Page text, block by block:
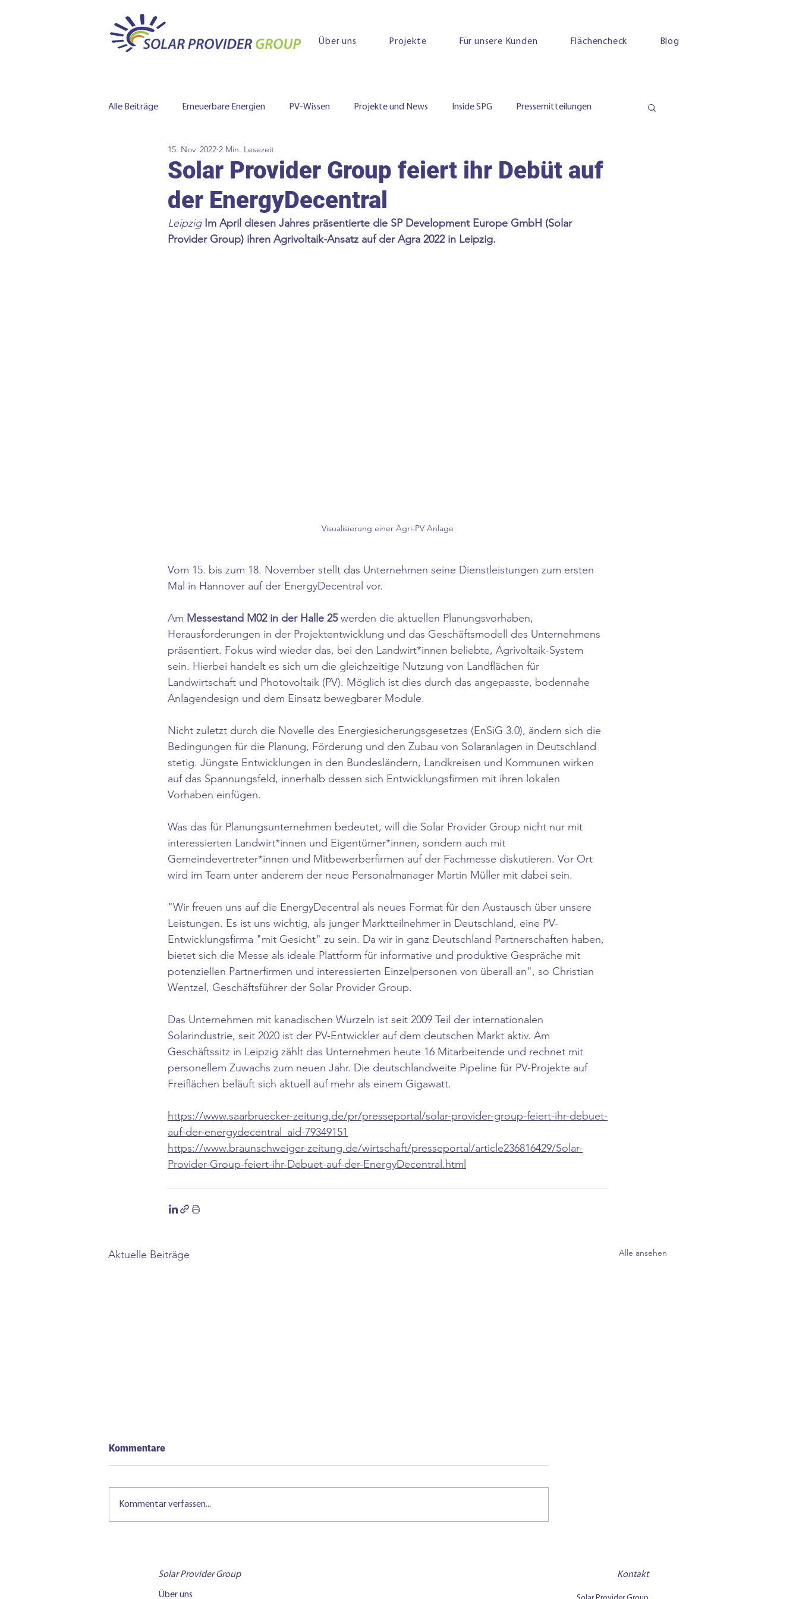
Über uns Projekte Für unsere Kunden Flächencheck Blog
Alle Beiträge Erneuerbare Energien PV-Wissen Projekte und News Inside SPG Pressemitteilungen
Batteriespeicher
Solar Provider Group feiert ihr Debüt auf
der EnergyDecentral
15. Nov. 2022 2 Min. Lesezeit
Leipzig Im April diesen Jahres präsentierte die SP Development Europe GmbH (Solar
Provider Group) ihren Agrivoltaik-Ansatz auf der Agra 2022 in Leipzig.
Visualisierung einer Agri-PV Anlage
Vom 15. bis zum 18. November stellt das Unternehmen seine Dienstleistungen zum ersten
Mal in Hannover auf der EnergyDecentral vor.
Am Messestand M02 in der Halle 25 werden die aktuellen Planungsvorhaben,
Herausforderungen in der Projektentwicklung und das Geschäftsmodell des Unternehmens
präsentiert. Fokus wird wieder das, bei den Landwirt*innen beliebte, Agrivoltaik-System
sein. Hierbei handelt es sich um die gleichzeitige Nutzung von Landflächen für
Landwirtschaft und Photovoltaik (PV). Möglich ist dies durch das angepasste, bodennahe
Anlagendesign und dem Einsatz bewegbarer Module.
Nicht zuletzt durch die Novelle des Energiesicherungsgesetzes (EnSiG 3.0), ändern sich die
Bedingungen für die Planung, Förderung und den Zubau von Solaranlagen in Deutschland
stetig. Jüngste Entwicklungen in den Bundesländern, Landkreisen und Kommunen wirken
auf das Spannungsfeld, innerhalb dessen sich Entwicklungsfirmen mit ihren lokalen
Vorhaben einfügen.
Was das für Planungsunternehmen bedeutet, will die Solar Provider Group nicht nur mit
interessierten Landwirt*innen und Eigentümer*innen, sondern auch mit
Gemeindevertreter*innen und Mitbewerberfirmen auf der Fachmesse diskutieren. Vor Ort
wird im Team unter anderem der neue Personalmanager Martin Müller mit dabei sein.
"Wir freuen uns auf die EnergyDecentral als neues Format für den Austausch über unsere
Leistungen. Es ist uns wichtig, als junger Marktteilnehmer in Deutschland, eine PV-
Entwicklungsfirma "mit Gesicht" zu sein. Da wir in ganz Deutschland Partnerschaften haben,
bietet sich die Messe als ideale Plattform für informative und produktive Gespräche mit
potenziellen Partnerfirmen und interessierten Einzelpersonen von überall an", so Christian
Wentzel, Geschäftsführer der Solar Provider Group.
Das Unternehmen mit kanadischen Wurzeln ist seit 2009 Teil der internationalen
Solarindustrie, seit 2020 ist der PV-Entwickler auf dem deutschen Markt aktiv. Am
Geschäftssitz in Leipzig zählt das Unternehmen heute 16 Mitarbeitende und rechnet mit
personellem Zuwachs zum neuen Jahr. Die deutschlandweite Pipeline für PV-Projekte auf
Freiflächen beläuft sich aktuell auf mehr als einem Gigawatt.
https://www.saarbruecker-zeitung.de/pr/presseportal/solar-provider-group-feiert-ihr-debuet-
auf-der-energydecentral_aid-79349151
https://www.braunschweiger-zeitung.de/wirtschaft/presseportal/article236816429/Solar-
Provider-Group-feiert-ihr-Debuet-auf-der-EnergyDecentral.html
Aktuelle Beiträge Alle ansehen
Kommentare
Kommentar verfassen...
Solar Provider Group
Über uns
Kontakt